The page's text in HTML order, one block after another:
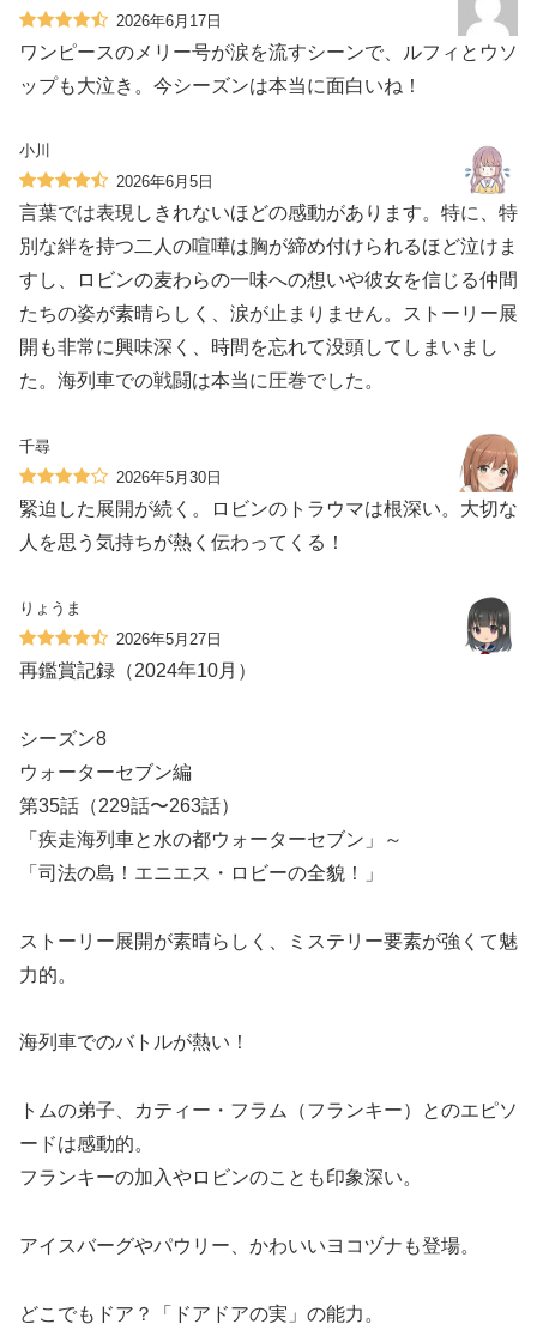
2026年6月17日
ワンピースのメリー号が涙を流すシーンで、ルフィとウソ
ップも大泣き。今シーズンは本当に面白いね！
小川
2026年6月5日
言葉では表現しきれないほどの感動があります。特に、特
別な絆を持つ二人の喧嘩は胸が締め付けられるほど泣けま
すし、ロビンの麦わらの一味への想いや彼女を信じる仲間
たちの姿が素晴らしく、涙が止まりません。ストーリー展
開も非常に興味深く、時間を忘れて没頭してしまいまし
た。海列車での戦闘は本当に圧巻でした。
千尋
2026年5月30日
緊迫した展開が続く。ロビンのトラウマは根深い。大切な
人を思う気持ちが熱く伝わってくる！
りょうま
2026年5月27日
再鑑賞記録（2024年10月）
シーズン8
ウォーターセブン編
第35話（229話〜263話）
「疾走海列車と水の都ウォーターセブン」～
「司法の島！エニエス・ロビーの全貌！」
ストーリー展開が素晴らしく、ミステリー要素が強くて魅
力的。
海列車でのバトルが熱い！
トムの弟子、カティー・フラム（フランキー）とのエピソ
ードは感動的。
フランキーの加入やロビンのことも印象深い。
アイスバーグやパウリー、かわいいヨコヅナも登場。
どこでもドア？「ドアドアの実」の能力。